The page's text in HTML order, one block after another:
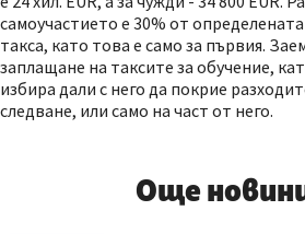
самоучастието е 30% от
такса, като това е само за първия.
заплащане на таксите за обучение,
избира дали с него да покрие
следване, или само на част от него.
Още